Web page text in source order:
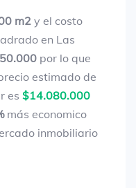
m2y el costo
en Las
por lo que
estimado de
es $14.080.000
más economico
inmobiliario